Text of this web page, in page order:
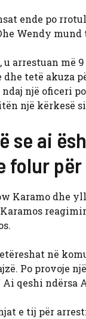
ende po
Wendy
u arrestuan më
tetë akuza
një oficeri
një kërkesë
se ai
folur
Karamo dhe
në
Po provoje
Ai qeshi
e tij për